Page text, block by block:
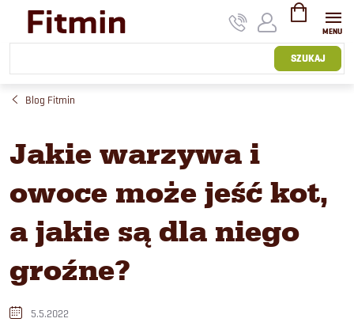
treści
SZUKAJ
KOSZYK
Blog Fitmin
Jakie warzywa i
owoce może jeść kot,
a jakie są dla niego
groźne?
5.5.2022